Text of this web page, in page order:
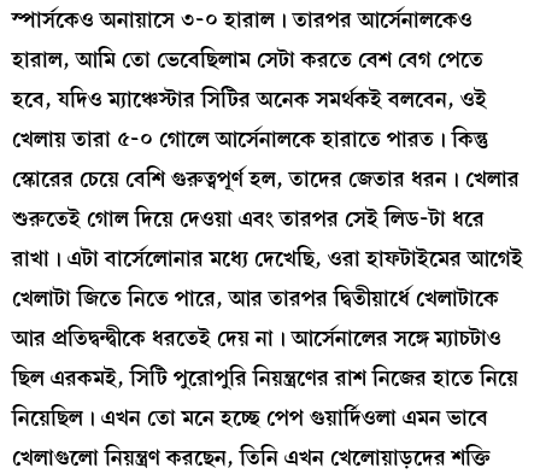
স্পার্সকেও অনায়াসে ৩-০ হারাল। তারপর আর্সেনালকেও
হারাল, আমি তো ভেবেছিলাম সেটা করতে বেশ বেগ পেতে
হবে, যদিও ম্যাঞ্চেস্টার সিটির অনেক সমর্থকই বলবেন, ওই
খেলায় তারা ৫-০ গোলে আর্সেনালকে হারাতে পারত। কিন্তু
স্কোরের চেয়ে বেশি গুরুত্বপূর্ণ হল, তাদের জেতার ধরন। খেলার
শুরুতেই গোল দিয়ে দেওয়া এবং তারপর সেই লিড-টা ধরে
রাখা। এটা বার্সেলোনার মধ্যে দেখেছি, ওরা হাফটাইমের আগেই
খেলাটা জিতে নিতে পারে, আর তারপর দ্বিতীয়ার্ধে খেলাটাকে
আর প্রতিদ্বন্দ্বীকে ধরতেই দেয় না। আর্সেনালের সঙ্গে ম্যাচটাও
ছিল এরকমই, সিটি পুরোপুরি নিয়ন্ত্রণের রাশ নিজের হাতে নিয়ে
নিয়েছিল। এখন তো মনে হচ্ছে পেপ গুয়ার্দিওলা এমন ভাবে
খেলাগুলো নিয়ন্ত্রণ করছেন, তিনি এখন খেলোয়াড়দের শক্তি